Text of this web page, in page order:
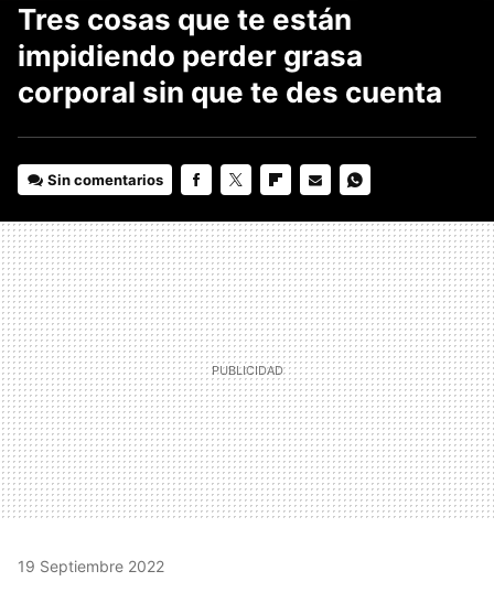
Tres cosas que te están
impidiendo perder grasa
corporal sin que te des cuenta
Sin comentarios
MAIL
19 Septiembre 2022